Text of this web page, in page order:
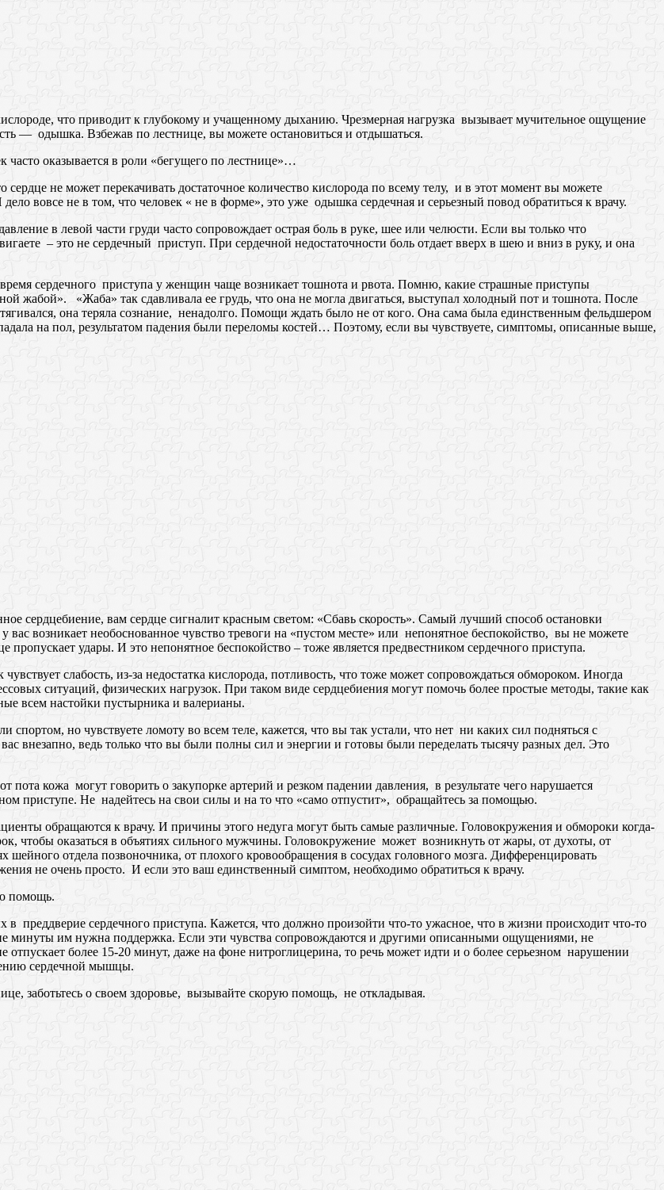
что приводит к глубокому и учащенному дыханию. Чрезмерная нагрузка вызывает мучительное ощущение
— одышка. Взбежав по лестнице, вы можете остановиться и отдышаться.
часто оказывается в роли «бегущего по лестнице»…
сердце не может перекачивать достаточное количество кислорода по всему телу, и в этот момент вы можете
вовсе не в том, что человек « не в форме», это уже одышка сердечная и серьезный повод обратиться к врачу.
в левой части груди часто сопровождает острая боль в руке, шее или челюсти. Если вы только что
– это не сердечный приступ. При сердечной недостаточности боль отдает вверх в шею и вниз в руку, и она
сердечного приступа у женщин чаще возникает тошнота и рвота. Помню, какие страшные приступы
жабой». «Жаба» так сдавливала ее грудь, что она не могла двигаться, выступал холодный пот и тошнота. После
она теряла сознание, ненадолго. Помощи ждать было не от кого. Она сама была единственным фельдшером
на пол, результатом падения были переломы костей… Поэтому, если вы чувствуете, симптомы, описанные выше,
сердцебиение, вам сердце сигналит красным светом: «Сбавь скорость». Самый лучший способ остановки
вас возникает необоснованное чувство тревоги на «пустом месте» или непонятное беспокойство, вы не можете
пропускает удары. И это непонятное беспокойство – тоже является предвестником сердечного приступа.
слабость, из-за недостатка кислорода, потливость, что тоже может сопровождаться обмороком. Иногда
ситуаций, физических нагрузок. При таком виде сердцебиения могут помочь более простые методы, такие как
всем настойки пустырника и валерианы.
спортом, но чувствуете ломоту во всем теле, кажется, что вы так устали, что нет ни каких сил подняться с
внезапно, ведь только что вы были полны сил и энергии и готовы были переделать тысячу разных дел. Это
кожа могут говорить о закупорке артерий и резком падении давления, в результате чего нарушается
приступе. Не надейтесь на свои силы и на то что «само отпустит», обращайтесь за помощью.
обращаются к врачу. И причины этого недуга могут быть самые различные. Головокружения и обмороки когда-
чтобы оказаться в объятиях сильного мужчины. Головокружение может возникнуть от жары, от духоты, от
отдела позвоночника, от плохого кровообращения в сосудах головного мозга. Дифференцировать
не очень просто. И если это ваш единственный симптом, необходимо обратиться к врачу.
помощь.
преддверие сердечного приступа. Кажется, что должно произойти что-то ужасное, что в жизни происходит что-то
минуты им нужна поддержка. Если эти чувства сопровождаются и другими описанными ощущениями, не
более 15-20 минут, даже на фоне нитроглицерина, то речь может идти и о более серьезном нарушении
сердечной мышцы.
заботьтесь о своем здоровье, вызывайте скорую помощь, не откладывая.